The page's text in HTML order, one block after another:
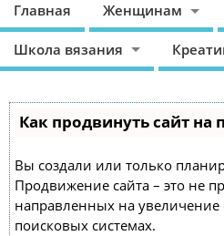
Главная Женщинам
Школа вязания
Как продвинуть сайт на
Вы создали или только
Продвижение сайта – это не
направленных на
поисковых системах.